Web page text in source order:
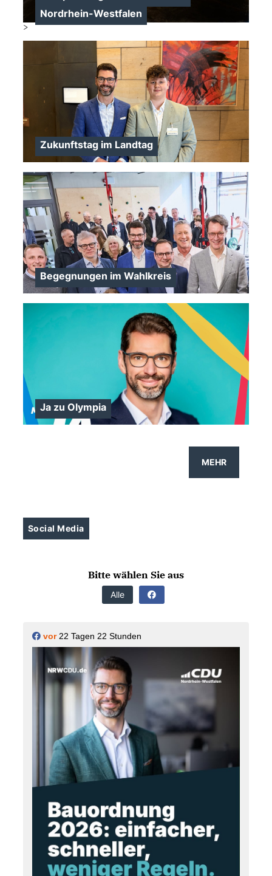
Nordrhein-Westfalen
>
Zukunftstag im Landtag
>
Begegnungen im Wahlkreis
Ja zu Olympia
MEHR
Social Media
Bitte wählen Sie aus
Alle
vor22 Tagen 22 Stunden